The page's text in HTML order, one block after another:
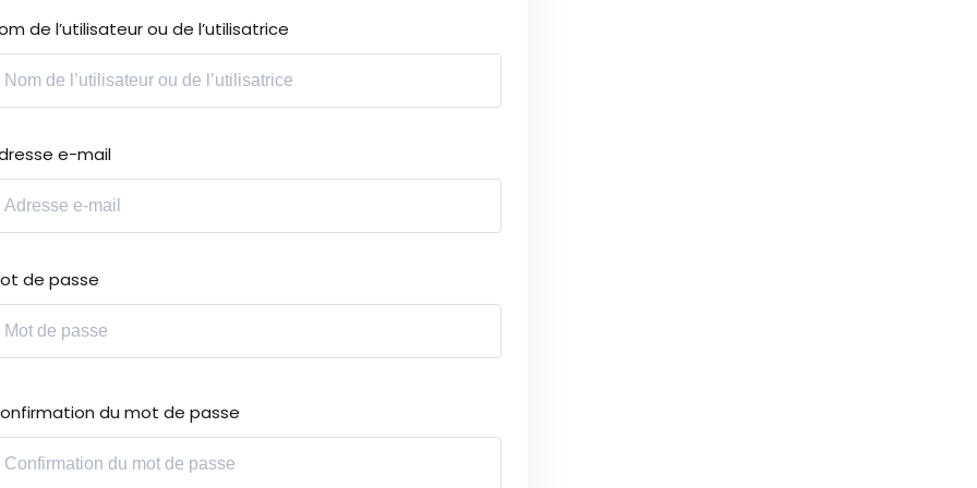
de l’utilisateur ou de l’utilisatrice
e-mail
de passe
du mot de passe
Remember me Lost your password?
Sign up